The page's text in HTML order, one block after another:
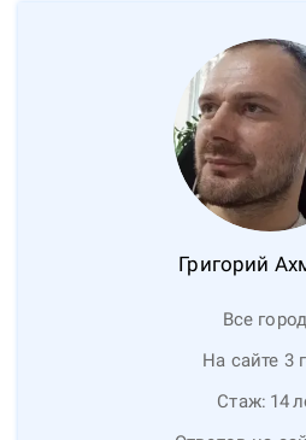
Григорий
Все
На сайте 3
Стаж: 14